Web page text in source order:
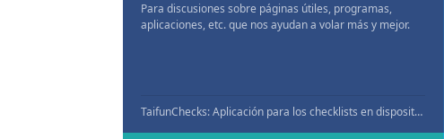
Para discusiones sobre páginas útiles, programas,
aplicaciones, etc. que nos ayudan a volar más y mejor.
TaifunChecks: Aplicación para los checklists en dispositivos Android